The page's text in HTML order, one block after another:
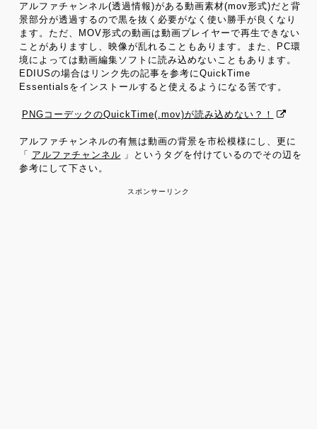
アルファチャンネル(透過情報)がある動画素材(mov形式)だと背
景部分が透過するので黒を抜く必要がなく使い勝手が良くなり
ます。ただ、MOV形式の動画は動画プレイヤーで再生できない
ことがありますし、映像が乱れることもあります。また、PC環
境によっては動画編集ソフトに読み込めないこともあります。
EDIUSの場合はリンク先の記事を参考にQuickTime
Essentialsをインストールすると使えるようになる筈です。
PNGコーデックのQuickTime(.mov)が読み込めない？！
アルファチャンネルの有無は動画の背景を市松模様にし、更に
「
アルファチャンネル 」というタグを付けているのでその辺を
参考にして下さい。